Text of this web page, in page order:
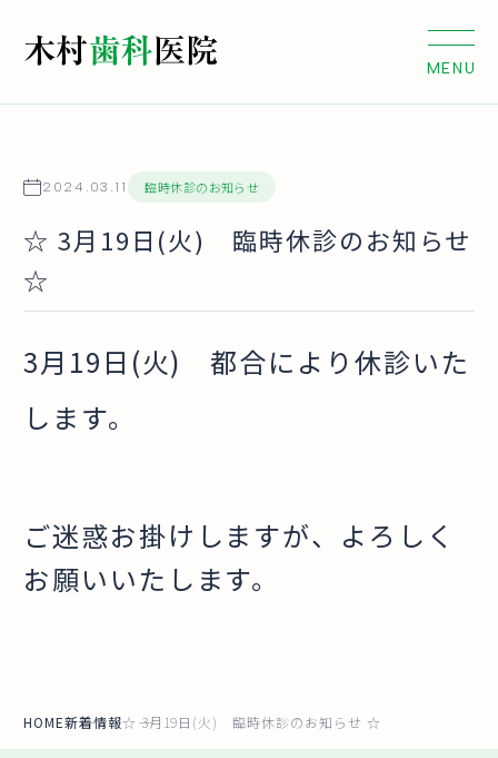
2024.03.11 臨時休診のお知らせ
☆ 3月19日(火) 臨時休診のお知らせ
☆
3月19日(火) 都合により休診いた
します。
ご迷惑お掛けしますが、よろしく
お願いいたします。
HOME新着情報☆ 3月19日(火) 臨時休診のお知らせ ☆